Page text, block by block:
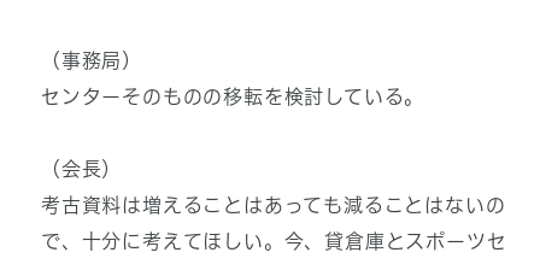
（事務局）
センターそのものの移転を検討している。
（会長）
考古資料は増えることはあっても減ることはないの
で、十分に考えてほしい。今、貸倉庫とスポーツセ